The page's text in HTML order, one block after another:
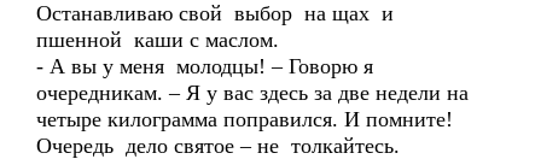
Останавливаю свой выбор на щах и
пшенной каши с маслом.
- А вы у меня молодцы! – Говорю я
очередникам. – Я у вас здесь за две недели на
четыре килограмма поправился. И помните!
Очередь дело святое – не толкайтесь.